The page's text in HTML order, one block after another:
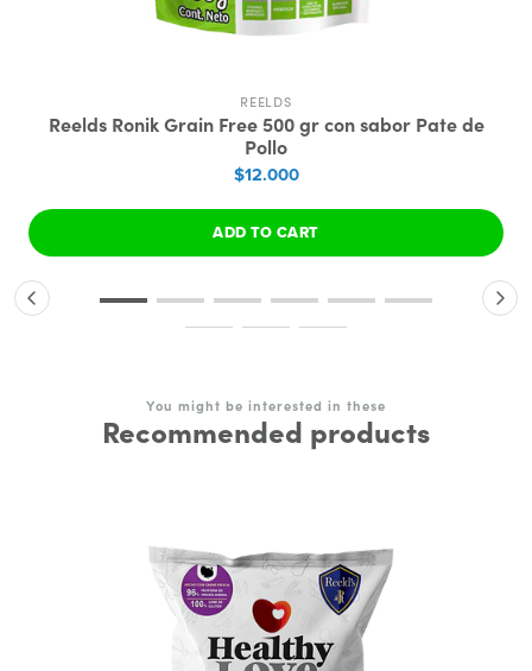
REELDS
Reelds Ronik Grain Free 500 gr con sabor Pate de
Pollo
$12.000
ADD TO CART
You might be interested in these
Recommended products